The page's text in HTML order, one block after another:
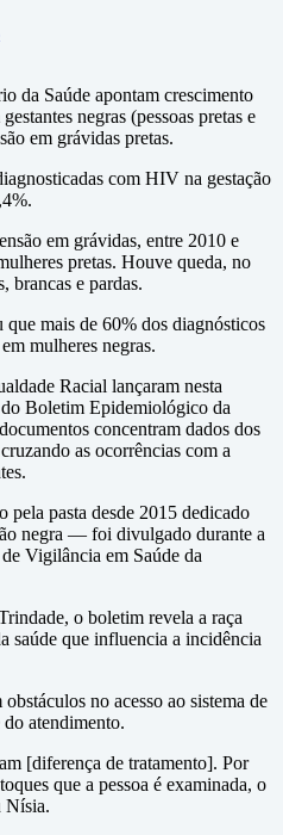
da Saúde apontam crescimento
negras (pessoas pretas e
em grávidas pretas.
com HIV na gestação
em grávidas, entre 2010 e
pretas. Houve queda, no
brancas e pardas.
mais de 60% dos diagnósticos
mulheres negras.
Racial lançaram nesta
Boletim Epidemiológico da
concentram dados dos
as ocorrências com a
pasta desde 2015 dedicado
negra — foi divulgado durante a
Vigilância em Saúde da
o boletim revela a raça
saúde que influencia a incidência
no acesso ao sistema de
do atendimento.
[diferença de tratamento]. Por
que a pessoa é examinada, o
Nísia.